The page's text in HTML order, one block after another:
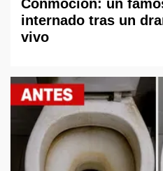
Conmoción: un
internado tras un
vivo